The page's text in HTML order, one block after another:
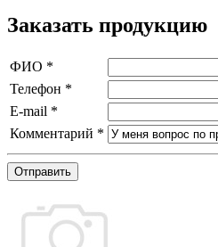
Заказать продукцию
ФИО *
Телефон *
E-mail *
Комментарий *
Отправить